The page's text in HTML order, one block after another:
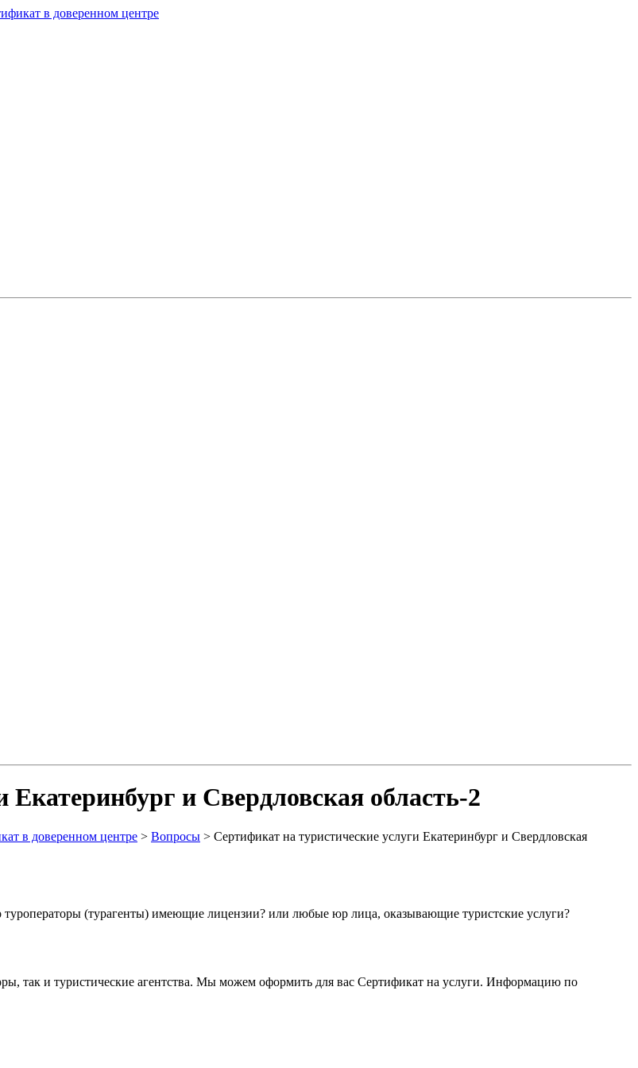
и Свердловская область-2
в доверенном центре > Вопросы > Сертификат на туристические услуги Екатеринбург и Свердловская
туроператоры (турагенты) имеющие лицензии? или любые юр лица, оказывающие туристские услуги?
так и туристические агентства. Мы можем оформить для вас Сертификат на услуги. Информацию по